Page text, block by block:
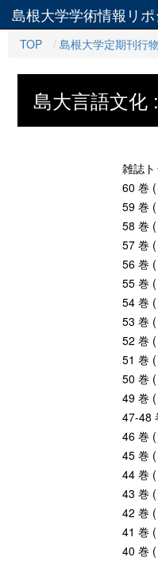
島根大学学術情報リポ
TOP
島根大学定期刊行物
島大言語文化
雑誌
60 巻
59 巻
58 巻
57 巻
56 巻
55 巻
54 巻
53 巻
52 巻
51 巻
50 巻
49 巻
47-48
46 巻
45 巻
44 巻
43 巻
42 巻
41 巻
40 巻